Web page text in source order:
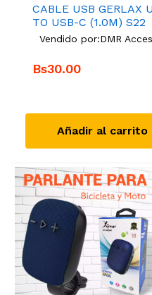
CABLE USB GERLAX
TO USB-C (1.0M) S22
Vendido por:DMR
Bs30.00
Añadir al carrito